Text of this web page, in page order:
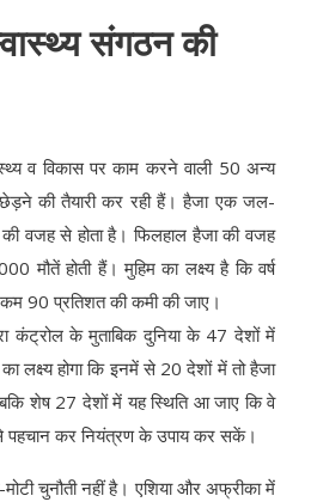
संगठन की
व विकास पर काम करने वाली 50 अन्य
की तैयारी कर रही हैं। हैजा एक जल-
की वजह से होता है। फिलहाल हैजा की वजह
मौतें होती हैं। मुहिम का लक्ष्य है कि वर्ष
90 प्रतिशत की कमी की जाए।
कंट्रोल के मुताबिक दुनिया के 47 देशों में
लक्ष्य होगा कि इनमें से 20 देशों में तो हैजा
शेष 27 देशों में यह स्थिति आ जाए कि वे
पहचान कर नियंत्रण के उपाय कर सकें।
चुनौती नहीं है। एशिया और अफ्रीका में